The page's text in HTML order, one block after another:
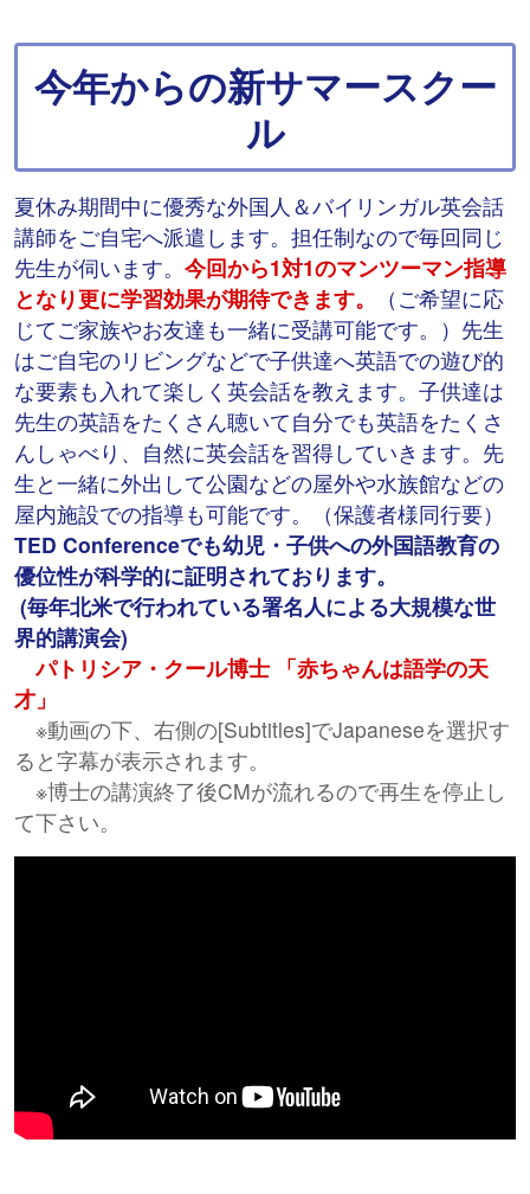
今年からの新サマースクー
ル
夏休み期間中に優秀な外国人＆バイリンガル英会話
講師をご自宅へ派遣します。担任制なので毎回同じ
先生が伺います。 今回から1対1のマンツーマン指導
となり更に学習効果が期待できます。
（ ご希望に応
じてご家族やお友達も一緒に受講可能です。）先生
はご自宅のリビングなどで子供達へ英語での遊び的
な要素も入れて楽しく英会話を教えます。子供達は
先生の英語をたくさん聴いて自分でも英語をたくさ
んしゃべり、自然に英会話を習得していきます。先
生と一緒に外出して公園などの屋外や水族館などの
屋内施設での指導も可能です。（保護者様同行要）
TED Conferenceでも幼児・子供への外国語教育の
優位性が科学的に証明されております。
(毎年北米で行われている署名人による大規模な世
界的講演会)
パトリシア・クール博士 「赤ちゃんは語学の天
才」
※動画の下、右側の[Subtitles]でJapaneseを選択す
ると字幕が表示されます。
※博士の講演終了後CMが流れるので再生を停止し
て下さい。